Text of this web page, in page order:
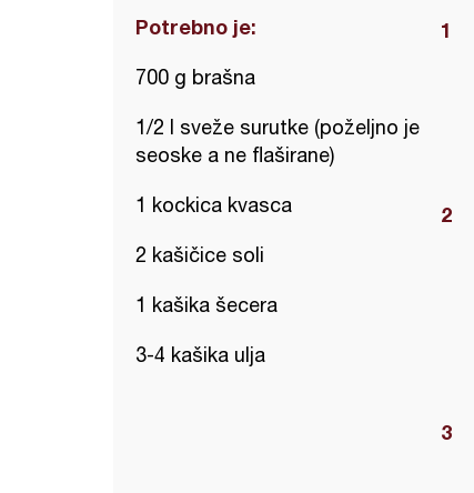
Potrebno je:
700 g brašna
1/2 l sveže surutke (poželjno je
seoske a ne flaširane)
1 kockica kvasca
2 kašičice soli
1 kašika šecera
3-4 kašika ulja